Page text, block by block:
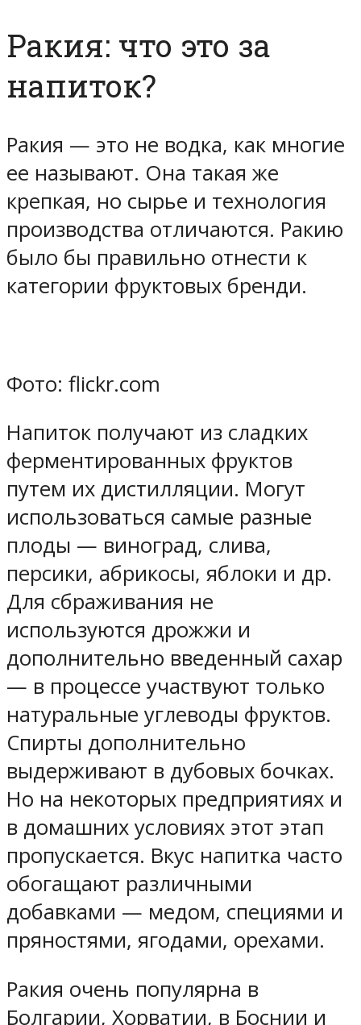
Ракия: что это за
напиток?
Ракия — это не водка, как многие
ее называют. Она такая же
крепкая, но сырье и технология
производства отличаются. Ракию
было бы правильно отнести к
категории фруктовых бренди.
Фото: flickr.com
Напиток получают из сладких
ферментированных фруктов
путем их дистилляции. Могут
использоваться самые разные
плоды — виноград, слива,
персики, абрикосы, яблоки и др.
Для сбраживания не
используются дрожжи и
дополнительно введенный сахар
— в процессе участвуют только
натуральные углеводы фруктов.
Спирты дополнительно
выдерживают в дубовых бочках.
Но на некоторых предприятиях и
в домашних условиях этот этап
пропускается. Вкус напитка часто
обогащают различными
добавками — медом, специями и
пряностями, ягодами, орехами.
Ракия очень популярна в
Болгарии, Хорватии, в Боснии и